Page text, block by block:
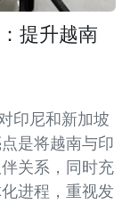
提升越南
印尼和新加坡
是将越南与印
关系，同时充
进程，重视发